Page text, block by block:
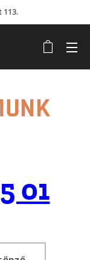
113.
01